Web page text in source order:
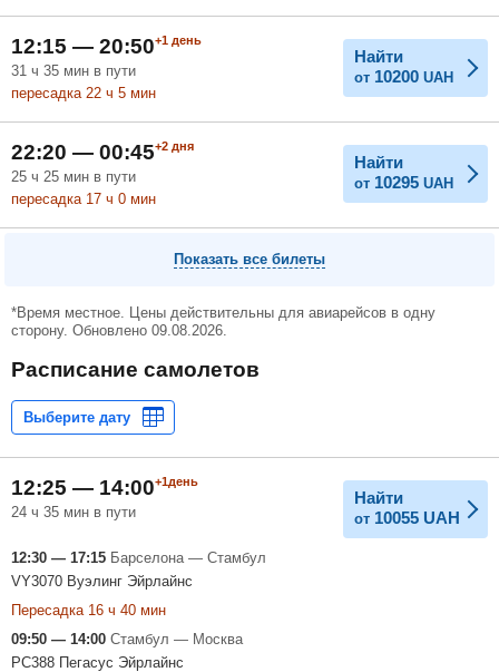
12:15 — 20:50+1 день
31 ч 35 мин в пути
пересадка 22 ч 5 мин
Найти
от 10200 UAH
22:20 — 00:45+2 дня
25 ч 25 мин в пути
пересадка 17 ч 0 мин
Найти
от 10295 UAH
Показать все билеты
*Время местное. Цены действительны для авиарейсов в одну
сторону. Обновлено 09.08.2026.
Расписание самолетов
12:25 — 14:00+1день
24 ч 35 мин в пути
Найти
от 10055 UAH
12:30 — 17:15 Барселона — Стамбул
VY3070 Вуэлинг Эйрлайнс
Пересадка 16 ч 40 мин
09:50 — 14:00 Стамбул — Москва
PC388 Пегасус Эйрлайнс